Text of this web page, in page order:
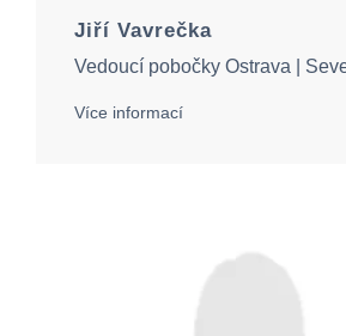
Jiří Vavrečka
Vedoucí pobočky Ostrava |
Více informací